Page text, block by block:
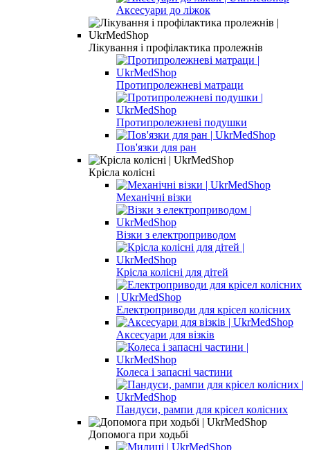
Аксесуари до ліжок
Лікування і профілактика пролежнів
Протипролежневі матраци
Протипролежневі подушки
Пов'язки для ран
Крісла колісні
Механічні візки
Візки з електроприводом
Крісла колісні для дітей
Електроприводи для крісел колісних
Аксесуари для візків
Колеса і запасні частини
Пандуси, рампи для крісел колісних
Допомога при ходьбі